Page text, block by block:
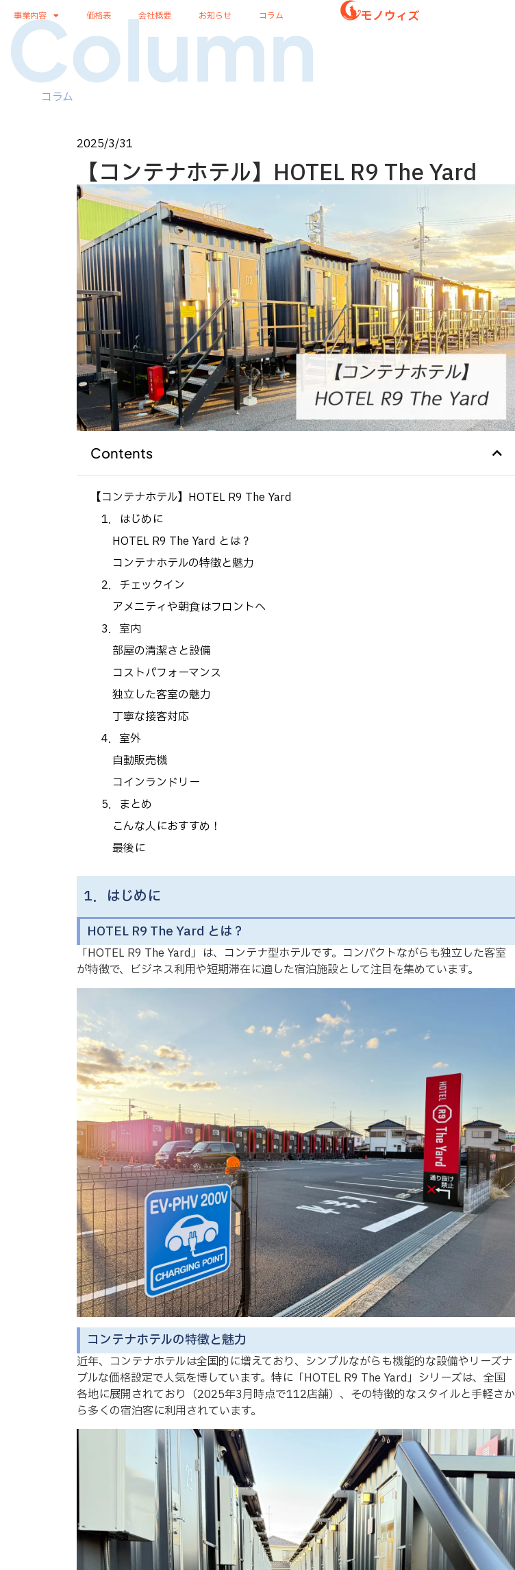
事業内容 価格表 会社概要 お知らせ コラム モノウィズ
Column
コラム
2025/3/31
【コンテナホテル】HOTEL R9 The Yard
Contents
【コンテナホテル】HOTEL R9 The Yard
1．はじめに
HOTEL R9 The Yard とは？
コンテナホテルの特徴と魅力
2．チェックイン
アメニティや朝食はフロントへ
3．室内
部屋の清潔さと設備
コストパフォーマンス
独立した客室の魅力
丁寧な接客対応
4．室外
自動販売機
コインランドリー
5．まとめ
こんな人におすすめ！
最後に
1．はじめに
HOTEL R9 The Yard とは？
「HOTEL R9 The Yard」は、コンテナ型ホテルです。コンパクトながらも独立した客室
が特徴で、ビジネス利用や短期滞在に適した宿泊施設として注目を集めています。
コンテナホテルの特徴と魅力
近年、コンテナホテルは全国的に増えており、シンプルながらも機能的な設備やリーズナ
ブルな価格設定で人気を博しています。特に「HOTEL R9 The Yard」シリーズは、全国
各地に展開されており（2025年3月時点で112店舗）、その特徴的なスタイルと手軽さか
ら多くの宿泊客に利用されています。